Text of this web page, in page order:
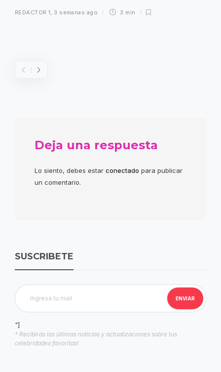
REDACTOR 1, 3 semanas ago 3 min
Deja una respuesta
Lo siento, debes estar conectado para publicar
un comentario.
SUSCRIBETE
"]
* Recibirás las últimas noticias y actualizaciones sobre tus
celebridades favoritas!